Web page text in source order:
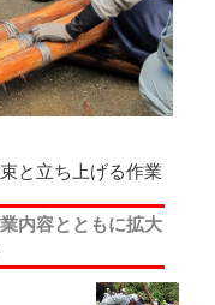
と立ち上げる作業
内容とともに拡大